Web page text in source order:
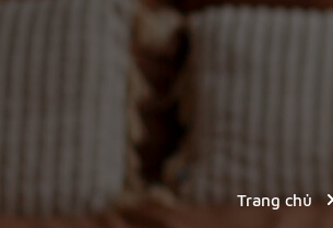
Trang chủ